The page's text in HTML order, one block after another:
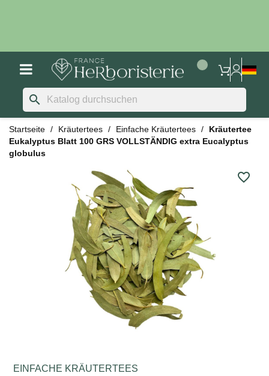
search
Startseite Kräutertees Einfache Kräutertees
Kräutertee
Eukalyptus Blatt 100 GRS VOLLSTÄNDIG extra Eucalyptus
globulus
favorite_border
EINFACHE KRÄUTERTEES